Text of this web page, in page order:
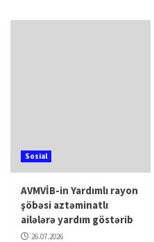
Sosial
AVMVİB-in Yardımlı rayon
şöbəsi aztəminatlı
ailələrə yardım göstərib
26.07.2026